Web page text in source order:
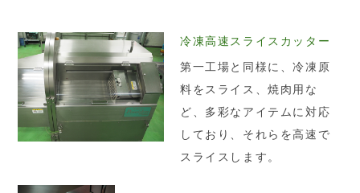
冷凍高速スライスカッター
第一工場と同様に、冷凍原
料をスライス、焼肉用な
ど、多彩なアイテムに対応
しており、それらを高速で
スライスします。